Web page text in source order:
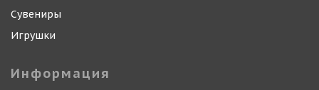
Сувениры
Игрушки
Информация